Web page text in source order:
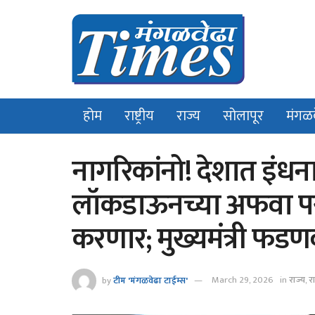
होम राष्ट्रीय राज्य सोलापूर
नागरिकांनो! देशात
लॉकडाऊनच्या अफवा
करणार; मुख्यमंत्री
byटीम 'मंगळवेढा टाईम्स' March 29, 2026 inराज्य,